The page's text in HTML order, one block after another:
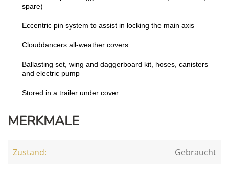
spare)
Eccentric pin system to assist in locking the main axis
Clouddancers all-weather covers
Ballasting set, wing and daggerboard kit, hoses, canisters
and electric pump
Stored in a trailer under cover
MERKMALE
Zustand: Gebraucht